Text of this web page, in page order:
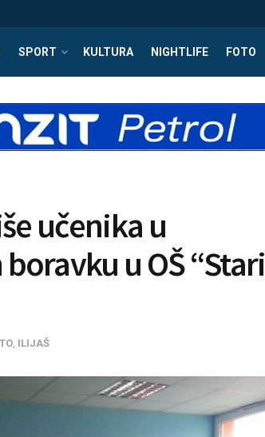
SPORT KULTURA NIGHTLIFE FOTO
učenika u
u OŠ “Stari
ILIJAŠ